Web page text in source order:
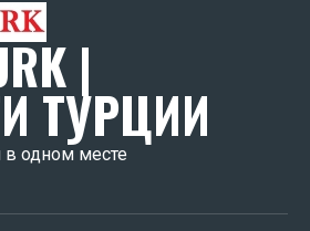
|
ТУРЦИИ
в одном месте